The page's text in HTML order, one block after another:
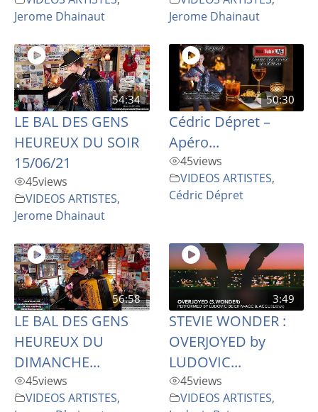
Jerome Dhainaut
Jerome Dhainaut
54:34
LE BAL DES GENS
HEUREUX DU SOIR
15/06/21
45views
VIDEOS ARTISTES,
Jerome Dhainaut
50:30
Cédric Dépret –
Apéro...
45views
VIDEOS ARTISTES,
Cédric Dépret
56:58
LE BAL DES GENS
HEUREUX DU
DIMANCHE...
45views
VIDEOS ARTISTES,
3:49
STEVIE WONDER :
OVERJOYED by
LUDOVIC...
45views
VIDEOS ARTISTES,